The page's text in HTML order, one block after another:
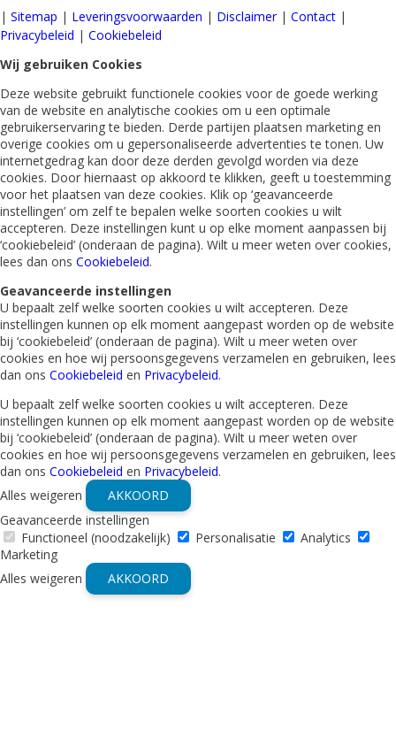
| Sitemap | Leveringsvoorwaarden | Disclaimer | Contact |
Privacybeleid | Cookiebeleid
Wij gebruiken Cookies
Deze website gebruikt functionele cookies voor de goede werking
van de website en analytische cookies om u een optimale
gebruikerservaring te bieden. Derde partijen plaatsen marketing en
overige cookies om u gepersonaliseerde advertenties te tonen. Uw
internetgedrag kan door deze derden gevolgd worden via deze
cookies. Door hiernaast op akkoord te klikken, geeft u toestemming
voor het plaatsen van deze cookies. Klik op ‘geavanceerde
instellingen’ om zelf te bepalen welke soorten cookies u wilt
accepteren. Deze instellingen kunt u op elke moment aanpassen bij
‘cookiebeleid’ (onderaan de pagina). Wilt u meer weten over cookies,
lees dan ons Cookiebeleid.
Geavanceerde instellingen
U bepaalt zelf welke soorten cookies u wilt accepteren. Deze
instellingen kunnen op elk moment aangepast worden op de website
bij ‘cookiebeleid’ (onderaan de pagina). Wilt u meer weten over
cookies en hoe wij persoonsgegevens verzamelen en gebruiken, lees
dan ons Cookiebeleid en Privacybeleid.
U bepaalt zelf welke soorten cookies u wilt accepteren. Deze
instellingen kunnen op elk moment aangepast worden op de website
bij ‘cookiebeleid’ (onderaan de pagina). Wilt u meer weten over
cookies en hoe wij persoonsgegevens verzamelen en gebruiken, lees
dan ons Cookiebeleid en Privacybeleid.
Alles weigeren
AKKOORD
Geavanceerde instellingen
Functioneel (noodzakelijk)
Personalisatie
Analytics
Marketing
Alles weigeren
AKKOORD